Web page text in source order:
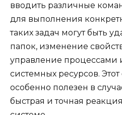
вводить различные
для выполнения
таких задач могут быть
папок, изменение
управление процессами
системных ресурсов.
особенно полезен в
быстрая и точная